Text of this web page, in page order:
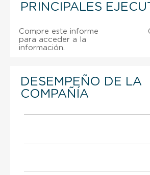
PRINCIPALES
Compre este informe
para acceder a la
información.
DESEMPEÑO DE LA
COMPAÑÍA